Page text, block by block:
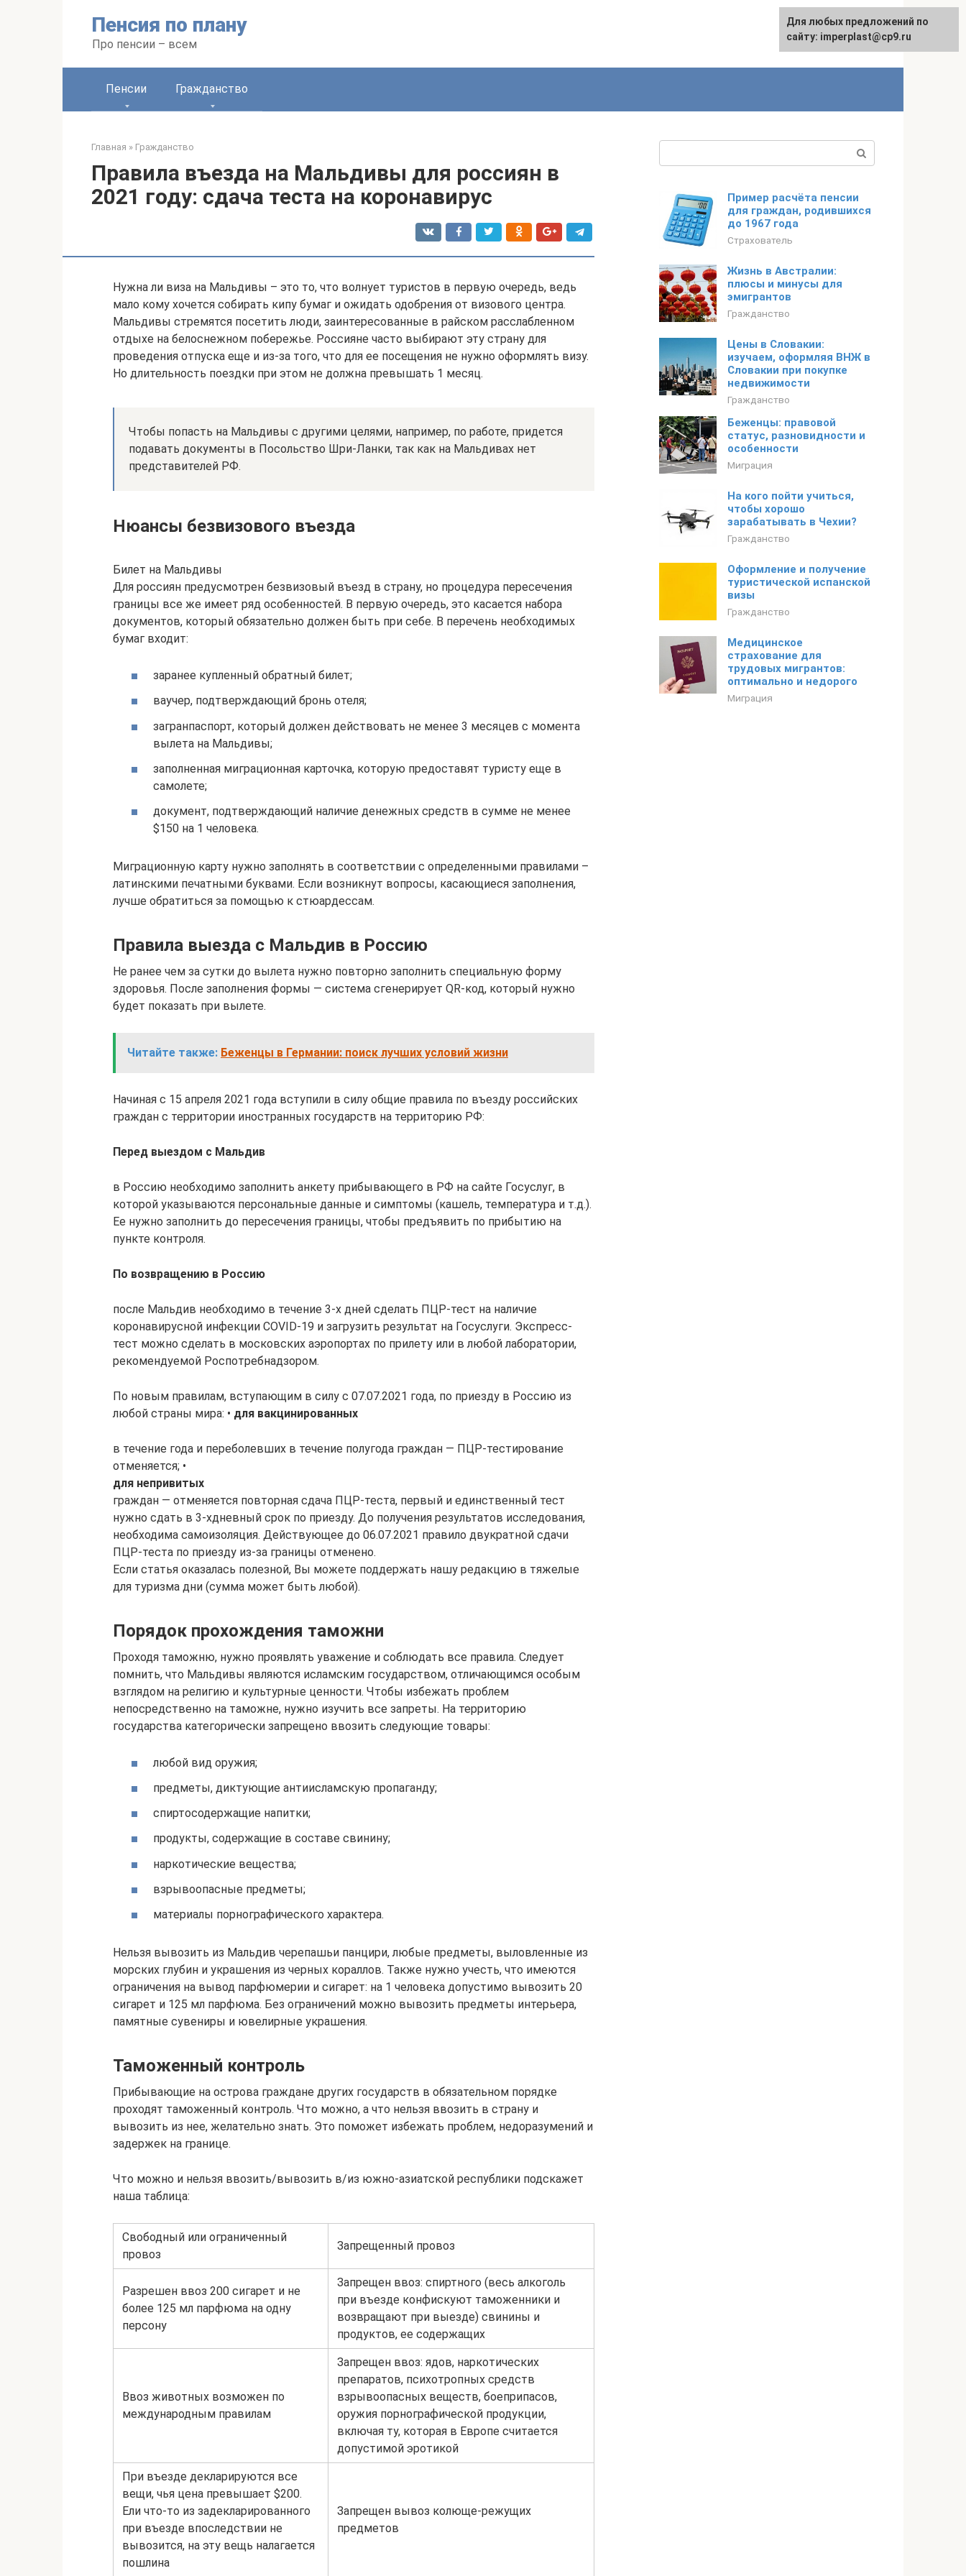
Пенсия по плану
Про пенсии – всем
Пенсии Гражданство
Главная » Гражданство
Правила въезда на Мальдивы для россиян в
2021 году: сдача теста на коронавирус
Нужна ли виза на Мальдивы – это то, что волнует туристов в первую очередь, ведь
мало кому хочется собирать кипу бумаг и ожидать одобрения от визового центра.
Мальдивы стремятся посетить люди, заинтересованные в райском расслабленном
отдыхе на белоснежном побережье. Россияне часто выбирают эту страну для
проведения отпуска еще и из-за того, что для ее посещения не нужно оформлять визу.
Но длительность поездки при этом не должна превышать 1 месяц.
Чтобы попасть на Мальдивы с другими целями, например, по работе, придется
подавать документы в Посольство Шри-Ланки, так как на Мальдивах нет
представителей РФ.
Нюансы безвизового въезда
Билет на Мальдивы
Для россиян предусмотрен безвизовый въезд в страну, но процедура пересечения
границы все же имеет ряд особенностей. В первую очередь, это касается набора
документов, который обязательно должен быть при себе. В перечень необходимых
бумаг входит:
заранее купленный обратный билет;
ваучер, подтверждающий бронь отеля;
загранпаспорт, который должен действовать не менее 3 месяцев с момента
вылета на Мальдивы;
заполненная миграционная карточка, которую предоставят туристу еще в
самолете;
документ, подтверждающий наличие денежных средств в сумме не менее
$150 на 1 человека.
Миграционную карту нужно заполнять в соответствии с определенными правилами –
латинскими печатными буквами. Если возникнут вопросы, касающиеся заполнения,
лучше обратиться за помощью к стюардессам.
Правила выезда с Мальдив в Россию
Не ранее чем за сутки до вылета нужно повторно заполнить специальную форму
здоровья. После заполнения формы — система сгенерирует QR-код, который нужно
будет показать при вылете.
Читайте также: Беженцы в Германии: поиск лучших условий жизни
Начиная с 15 апреля 2021 года вступили в силу общие правила по въезду российских
граждан с территории иностранных государств на территорию РФ:
Перед выездом с Мальдив
в Россию необходимо заполнить анкету прибывающего в РФ на сайте Госуслуг, в
которой указываются персональные данные и симптомы (кашель, температура и т.д.).
Ее нужно заполнить до пересечения границы, чтобы предъявить по прибытию на
пункте контроля.
По возвращению в Россию
после Мальдив необходимо в течение 3-х дней сделать ПЦР-тест на наличие
коронавирусной инфекции COVID-19 и загрузить результат на Госуслуги. Экспресс-
тест можно сделать в московских аэропортах по прилету или в любой лаборатории,
рекомендуемой Роспотребнадзором.
По новым правилам, вступающим в силу с 07.07.2021 года, по приезду в Россию из
любой страны мира: • для вакцинированных
в течение года и переболевших в течение полугода граждан — ПЦР-тестирование
отменяется; •
для непривитых
граждан — отменяется повторная сдача ПЦР-теста, первый и единственный тест
нужно сдать в 3-хдневный срок по приезду. До получения результатов исследования,
необходима самоизоляция. Действующее до 06.07.2021 правило двукратной сдачи
ПЦР-теста по приезду из-за границы отменено.
Если статья оказалась полезной, Вы можете поддержать нашу редакцию в тяжелые
для туризма дни (сумма может быть любой).
Порядок прохождения таможни
Проходя таможню, нужно проявлять уважение и соблюдать все правила. Следует
помнить, что Мальдивы являются исламским государством, отличающимся особым
взглядом на религию и культурные ценности. Чтобы избежать проблем
непосредственно на таможне, нужно изучить все запреты. На территорию
государства категорически запрещено ввозить следующие товары:
любой вид оружия;
предметы, диктующие антиисламскую пропаганду;
спиртосодержащие напитки;
продукты, содержащие в составе свинину;
наркотические вещества;
взрывоопасные предметы;
материалы порнографического характера.
Нельзя вывозить из Мальдив черепашьи панцири, любые предметы, выловленные из
морских глубин и украшения из черных кораллов. Также нужно учесть, что имеются
ограничения на вывод парфюмерии и сигарет: на 1 человека допустимо вывозить 20
сигарет и 125 мл парфюма. Без ограничений можно вывозить предметы интерьера,
памятные сувениры и ювелирные украшения.
Таможенный контроль
Прибывающие на острова граждане других государств в обязательном порядке
проходят таможенный контроль. Что можно, а что нельзя ввозить в страну и
вывозить из нее, желательно знать. Это поможет избежать проблем, недоразумений и
задержек на границе.
Что можно и нельзя ввозить/вывозить в/из южно-азиатской республики подскажет
наша таблица:
Свободный или ограниченный
провоз
Запрещенный провоз
Разрешен ввоз 200 сигарет и не
более 125 мл парфюма на одну
персону
Запрещен ввоз: спиртного (весь алкоголь
при въезде конфискуют таможенники и
возвращают при выезде) свинины и
продуктов, ее содержащих
Ввоз животных возможен по
международным правилам
Запрещен ввоз: ядов, наркотических
препаратов, психотропных средств
взрывоопасных веществ, боеприпасов,
оружия порнографической продукции,
включая ту, которая в Европе считается
допустимой эротикой
При въезде декларируются все
вещи, чья цена превышает $200.
Ели что-то из задекларированного
при въезде впоследствии не
вывозится, на эту вещь налагается
пошлина
Запрещен вывоз колюще-режущих
предметов
Пример расчёта пенсии
для граждан, родившихся
до 1967 года
Страхователь
Жизнь в Австралии:
плюсы и минусы для
эмигрантов
Гражданство
Цены в Словакии:
изучаем, оформляя ВНЖ в
Словакии при покупке
недвижимости
Гражданство
Беженцы: правовой
статус, разновидности и
особенности
Миграция
На кого пойти учиться,
чтобы хорошо
зарабатывать в Чехии?
Гражданство
Оформление и получение
туристической испанской
визы
Гражданство
Медицинское
страхование для
трудовых мигрантов:
оптимально и недорого
Миграция
Для любых предложений по
сайту: imperplast@cp9.ru